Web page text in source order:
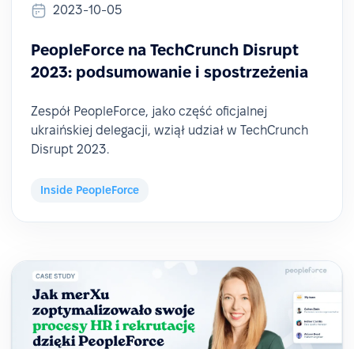
2023-10-05
PeopleForce na TechCrunch Disrupt
2023: podsumowanie i spostrzeżenia
Zespół PeopleForce, jako część oficjalnej
ukraińskiej delegacji, wziął udział w TechCrunch
Disrupt 2023.
Inside PeopleForce